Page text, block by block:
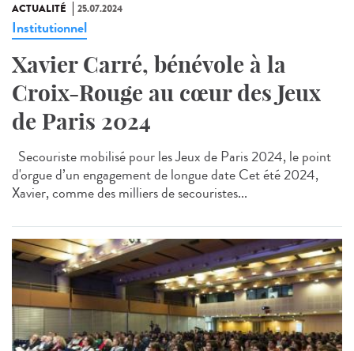
ACTUALITÉ 25.07.2024
Institutionnel
Xavier Carré, bénévole à la
Croix-Rouge au cœur des Jeux
de Paris 2024
Secouriste mobilisé pour les Jeux de Paris 2024, le point
d'orgue d’un engagement de longue date Cet été 2024,
Xavier, comme des milliers de secouristes...